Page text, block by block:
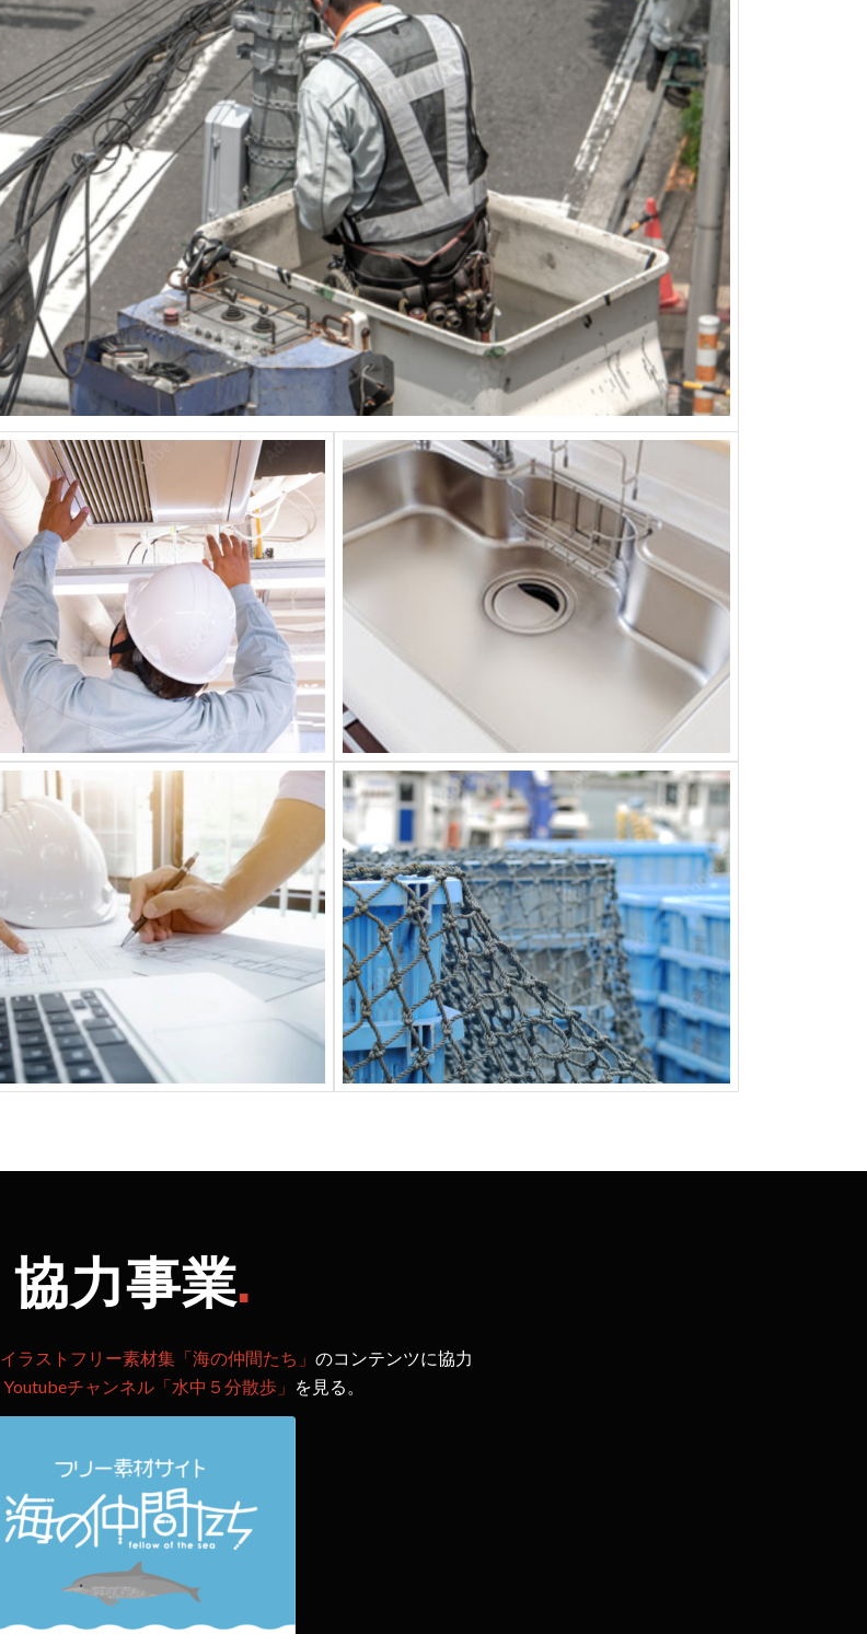
協力事業.
イラストフリー素材集「海の仲間たち」 のコンテンツに協力
Youtubeチャンネル「水中５分散歩」 を見る。